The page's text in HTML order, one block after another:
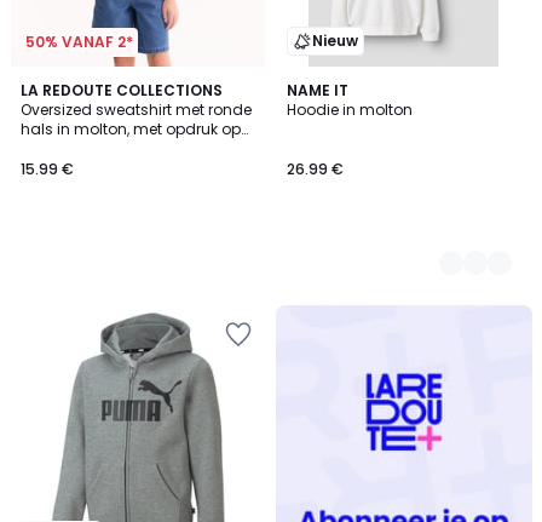
50% VANAF 2*
LA REDOUTE COLLECTIONS
Oversized sweatshirt met ronde
hals in molton, met opdruk op
15.99 €
Nieuw
NAME IT
Hoodie in molton
26.99 €
2
Kleuren